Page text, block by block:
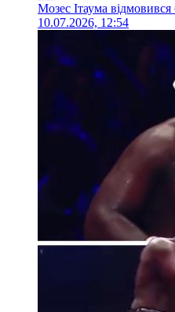
Мозес Ітаума
10.07.2026, 12:54